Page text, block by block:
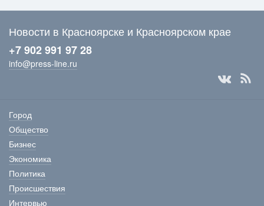
Новости в Красноярске и Красноярском крае
+7 902 991 97 28
info@press-line.ru
Город
Общество
Бизнес
Экономика
Политика
Происшествия
Интервью